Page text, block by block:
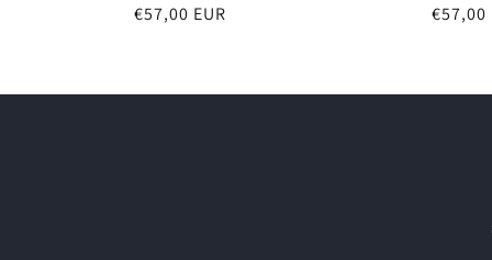
Prezzo
€57,00 EUR
Prezzo
€57,00